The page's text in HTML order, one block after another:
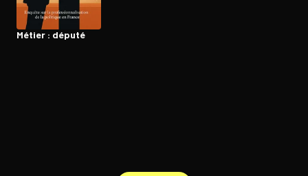
Métier : député